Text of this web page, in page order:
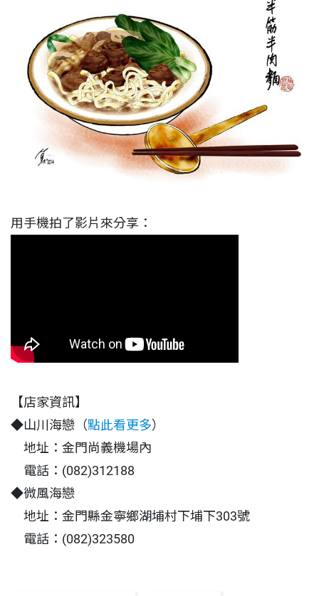
用手機拍了影片來分享：
【店家資訊】
◆山川海戀（點此看更多）
地址：金門尚義機場內
電話：(082)312188
◆微風海戀
地址：金門縣金寧鄉湖埔村下埔下303號
電話：(082)323580